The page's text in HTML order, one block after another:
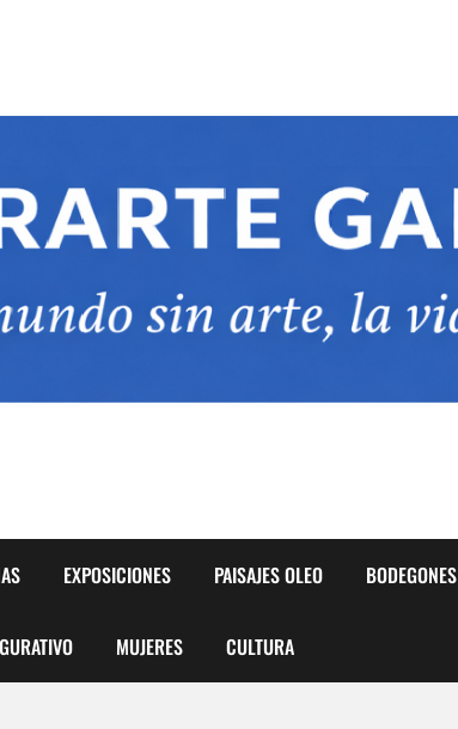
EXPOSICIONES PAISAJES OLEO BODEGONES
MUJERES CULTURA